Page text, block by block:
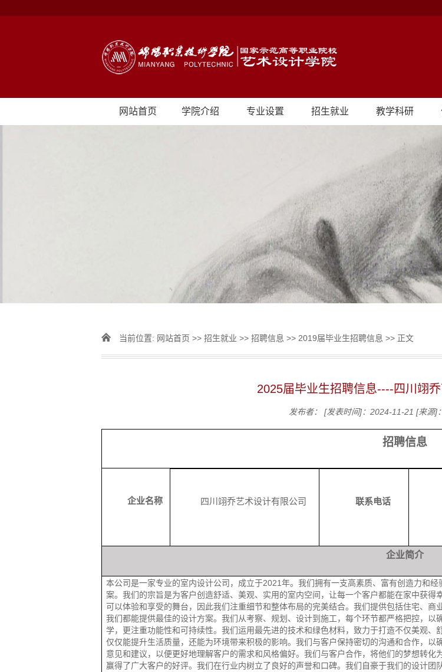
网站首页 学院介绍 专业设置 招生就业 教学科研
当前位置: 网站首页 >> 招生就业 >> 招聘信息 >> 2019届毕业生招聘信息 >> 正文
2025届毕业生招聘信息----四川翊
发布者： [发表时间]：2024-11-21 [来源]
招聘信息
企业名称 四川翊乔艺术设计有限公司 联系电话
企业简介
本公司是一家专业的室内设计公司，成立于2021年。我们拥有一支高素质、富有创造力和
案。我们的宗旨是为客户创造舒适、美观、实用的室内空间，让每一个客户都能在家中获
可以体验和享受的舞台，因此我们注重细节和整体布局的完美结合。我们提供包括住宅、商
我们都能提供最佳的设计方案。我们从考察、规划、设计到施工，每个环节都严格把控，
学，更注重功能性和可持续性。我们运用最先进的技术和绿色材料，致力于打造不仅美观
仅仅能提升生活质量，还能为环境带来积极的影响。我们与客户保持密切的沟通和合作，
意见和建议，以便更好地理解客户的需求和风格偏好。我们与客户合作，将他们的梦想转
赢得了广大客户的好评。我们在行业内树立了良好的声誉和口碑。我们自豪于我们的设计